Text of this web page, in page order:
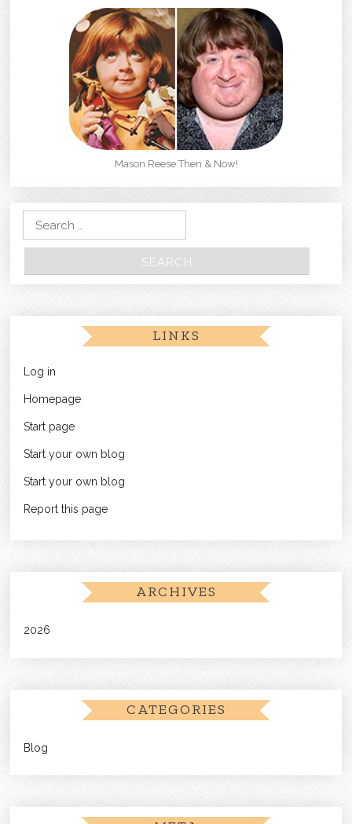
Mason Reese Then & Now!
Search for:
LINKS
Log in
Homepage
Start page
Start your own blog
Start your own blog
Report this page
ARCHIVES
2026
CATEGORIES
Blog